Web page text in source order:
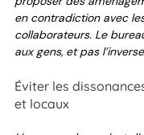
en contradiction avec
collaborateurs. Le
aux gens, et pas
Éviter les
et locaux